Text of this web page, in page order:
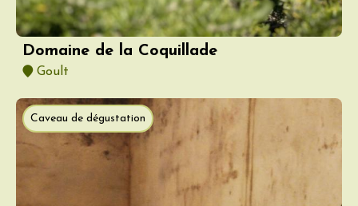
Domaine de la Coquillade
Goult
Caveau de dégustation